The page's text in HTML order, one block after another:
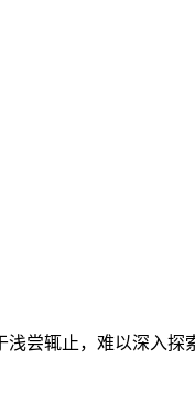
尝辄止，难以深入探